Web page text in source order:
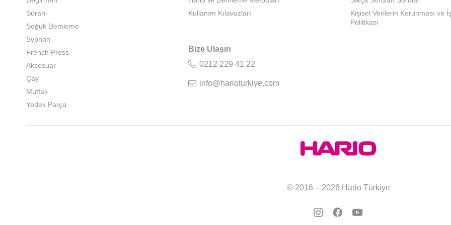
Sürahi
Soğuk Demleme
Syphon
French Press
Aksesuar
Çay
Mutfak
Yedek Parça
Kullanım Kılavuzları
Bize Ulaşın
0212 229 41 22
info@harioturkiye.com
Kişisel Verilerin Korunması ve
Politikası
© 2016 – 2026 Hario Türkiye